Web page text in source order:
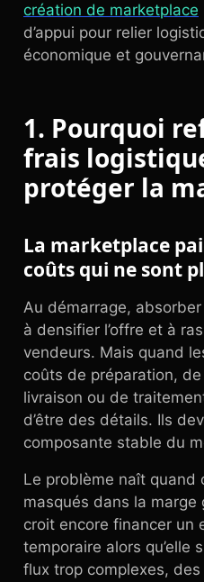
création de marketplace
d’appui pour relier
économique et
1. Pourquoi
frais
protéger la
La marketplace
coûts qui ne sont
Au démarrage,
à densifier l’offre et à
vendeurs. Mais quand
coûts de préparation,
livraison ou de
d’être des détails. Ils
composante stable du
Le problème naît quand
masqués dans la
croit encore financer un
temporaire alors qu’elle
flux trop complexes,